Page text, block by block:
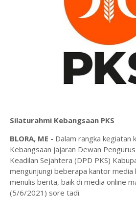
Silaturahmi Kebangsaan PKS
BLORA, ME - Dalam rangka kegiatan
Kebangsaan jajaran Dewan
Keadilan Sejahtera (DPD PKS)
mengunjungi beberapa kantor media
menulis berita, baik di media online
(5/6/2021) sore tadi.